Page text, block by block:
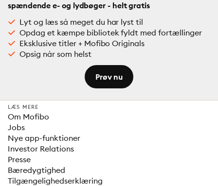
spændende e- og lydbøger - helt gratis
Lyt og læs så meget du har lyst til
Opdag et kæmpe bibliotek fyldt med fortællinger
Eksklusive titler + Mofibo Originals
Opsig når som helst
Prøv nu
LÆS MERE
Om Mofibo
Jobs
Nye app-funktioner
Investor Relations
Presse
Bæredygtighed
Tilgængelighedserklæring